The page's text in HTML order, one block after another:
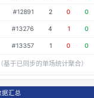
#12891 2 0 0
#13276 4 1 0
#13357 1 0 0
基于已同步的单场统计聚合）
据汇总